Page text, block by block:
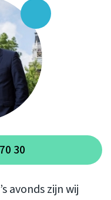
30
avonds zijn wij